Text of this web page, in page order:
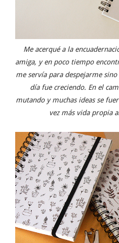
Me acerqué a la
amiga, y en poco tiempo
me servía para despejarme
día fue creciendo. En el
mutando y muchas ideas se
vez más vida propia